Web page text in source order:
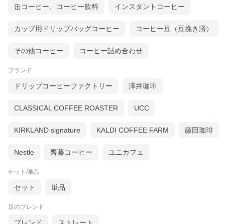
缶コーヒー、コーヒー飲料 インスタントコーヒー
カップ用ドリップバッグコーヒー コーヒー豆（豆挽き済）
その他コーヒー コーヒー詰め合わせ
ブランド
ドリップコーヒーファクトリー 澤井珈琲
CLASSICAL COFFEE ROASTER UCC
KIRKLAND signature KALDI COFFEE FARM 藤田珈琲
Nestle 齊藤コーヒー ユニカフェ
セット/単品
セット 単品
豆のブレンド